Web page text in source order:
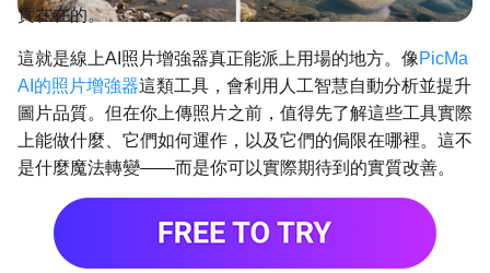
實在在的。
這就是線上AI照片增強器真正能派上用場的地方。像PicMa
AI的照片增強器這類工具，會利用人工智慧自動分析並提升
圖片品質。但在你上傳照片之前，值得先了解這些工具實際
上能做什麼、它們如何運作，以及它們的侷限在哪裡。這不
是什麼魔法轉變——而是你可以實際期待到的實質改善。